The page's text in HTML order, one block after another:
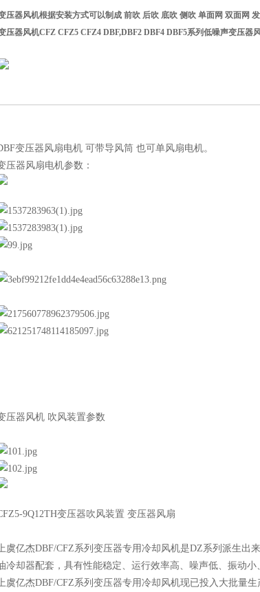
压器风机根据安装方式可以制成 前吹 后吹 底吹 侧吹 单面网 双面网
压器风机CFZ CFZ5 CFZ4 DBF,DBF2 DBF4 DBF5系列低噪声变压器
变压器风扇电机 可带导风筒 也可单风扇电机。
压器风扇电机参数：
压器风机 吹风装置参数
9Q12TH变压器吹风装置 变压器风扇
虞亿杰DBF/CFZ系列变压器专用冷却风机是DZ系列派生出
冷却器配套，具有性能稳定、运行效率高、噪声低、振动小
虞亿杰DBF/CFZ系列变压器专用冷却风机现已投入大批量